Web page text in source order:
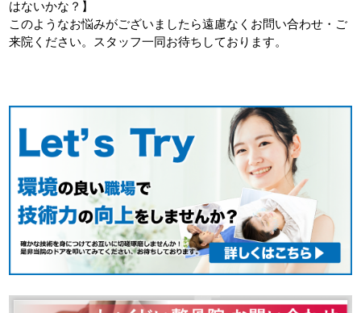
はないかな？】
このようなお悩みがございましたら遠慮なくお問い合わせ・ご
来院ください。スタッフ一同お待ちしております。